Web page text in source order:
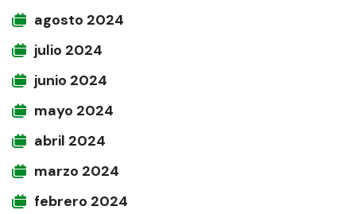
agosto 2024
julio 2024
junio 2024
mayo 2024
abril 2024
marzo 2024
febrero 2024